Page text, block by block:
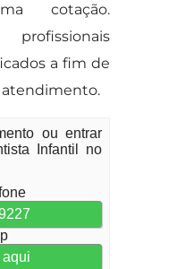
cotação.
a fim de
ou entrar
Infantil no